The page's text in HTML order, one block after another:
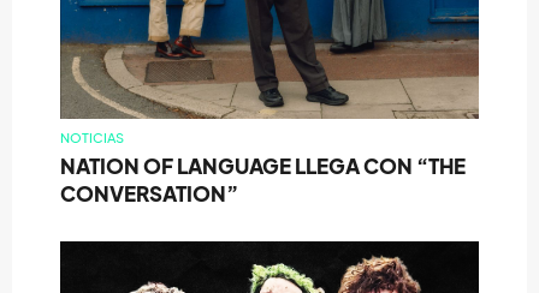
NOTICIAS
NATION OF LANGUAGE LLEGA CON “THE
CONVERSATION”